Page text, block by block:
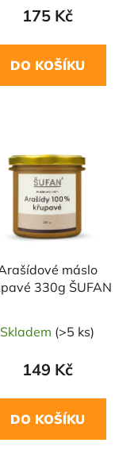
175 Kč
DO KOŠÍKU
máslo
330g ŠUFAN
Skladem (>5 ks)
149 Kč
DO KOŠÍKU